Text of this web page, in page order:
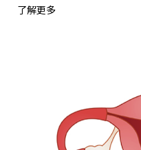
了解更多